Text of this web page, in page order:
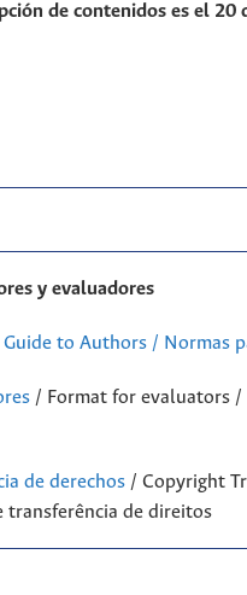
de contenidos es el 20
y evaluadores
to Authors / Normas
/ Format for evaluators /
de derechos/ Copyright
transferência de direitos